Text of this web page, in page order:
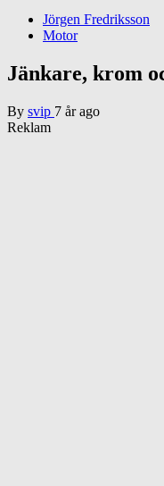
Jörgen Fredriksson
Motor
Jänkare, krom
By svip 7 år ago
Reklam